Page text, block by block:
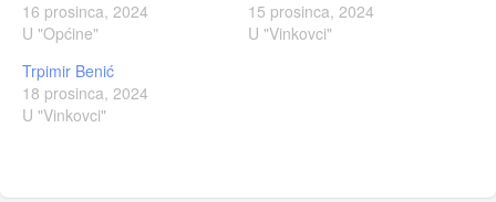
16 prosinca, 2024
U "Općine"
15 prosinca, 2024
U "Vinkovci"
Trpimir Benić
18 prosinca, 2024
U "Vinkovci"